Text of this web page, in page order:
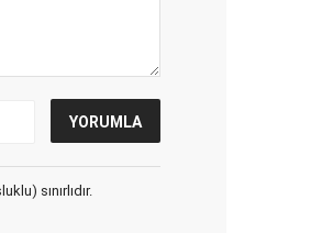
sınırlıdır.